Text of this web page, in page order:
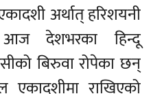
अर्थात् हरिशयनी
देशभरका हिन्दू
बिरुवा रोपेका छन्
एकादशीमा राखिएको